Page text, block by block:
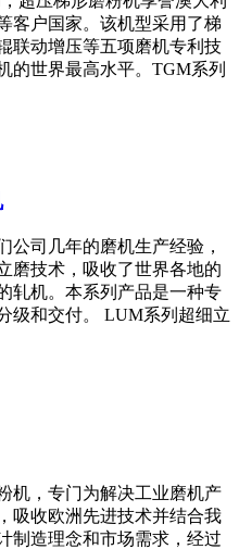
客户国家。该机型采用了梯
联动增压等五项磨机专利技
的世界最高水平。TGM系列
公司几年的磨机生产经验，
磨技术，吸收了世界各地的
轧机。本系列产品是一种专
级和交付。 LUM系列超细立
机，专门为解决工业磨机产
吸收欧洲先进技术并结合我
制造理念和市场需求，经过